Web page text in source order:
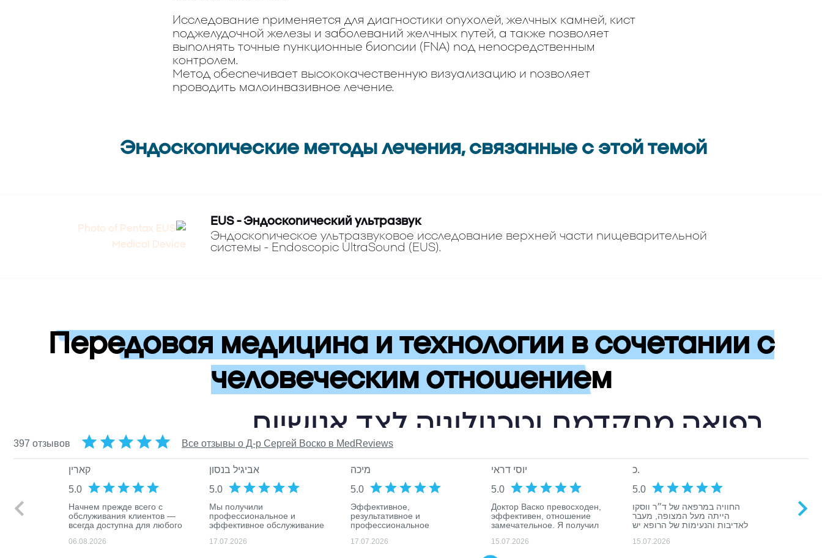
Исследование применяется для диагностики опухолей, желчных камней, кист
поджелудочной железы и заболеваний желчных путей, а также позволяет
выполнять точные пункционные биопсии (FNA) под непосредственным
контролем.
Метод обеспечивает высококачественную визуализацию и позволяет
проводить малоинвазивное лечение.
Эндоскопические методы лечения, связанные с этой темой
EUS - Эндоскопический ультразвук
Эндоскопическое ультразвуковое исследование верхней части пищеварительной
системы - Endoscopic UltraSound (EUS).
Передовая медицина и технологии в сочетании с
человеческим отношением
רפואה מתקדמת וטכנולוגיה לצד אנושיות